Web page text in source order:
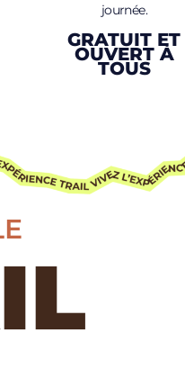
journée.
GRATUIT ET
OUVERT À
TOUS